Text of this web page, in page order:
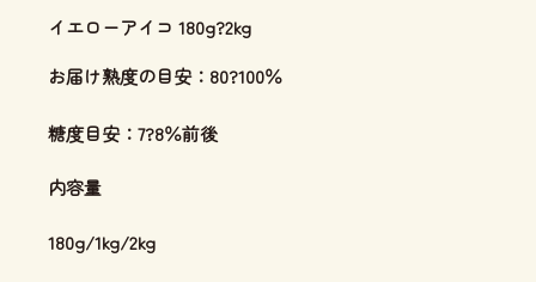
イエローアイコ 180g?2kg
お届け熟度の目安：80?100％
糖度目安：7?8％前後
内容量
180g/1kg/2kg